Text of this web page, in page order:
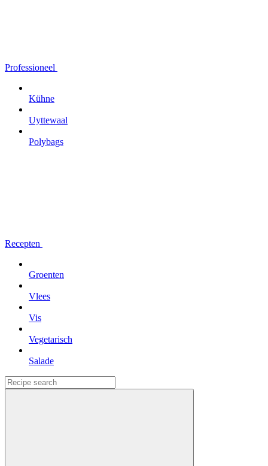
Professioneel
Kühne
Uyttewaal
Polybags
Recepten
Groenten
Vlees
Vis
Vegetarisch
Salade